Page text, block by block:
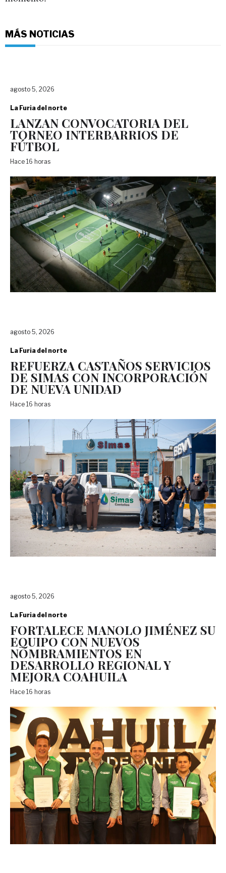
MÁS NOTICIAS
agosto 5, 2026
La Furia del norte
LANZAN CONVOCATORIA DEL
TORNEO INTERBARRIOS DE
FÚTBOL
Hace 16 horas
agosto 5, 2026
La Furia del norte
REFUERZA CASTAÑOS SERVICIOS
DE SIMAS CON INCORPORACIÓN
DE NUEVA UNIDAD
Hace 16 horas
agosto 5, 2026
La Furia del norte
FORTALECE MANOLO JIMÉNEZ SU
EQUIPO CON NUEVOS
NOMBRAMIENTOS EN
DESARROLLO REGIONAL Y
MEJORA COAHUILA
Hace 16 horas